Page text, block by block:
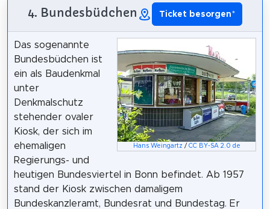
4. Bundesbüdchen Ticket besorgen*
Hans Weingartz / CC BY-SA 2.0 de
Das sogenannte
Bundesbüdchen ist
ein als Baudenkmal
unter
Denkmalschutz
stehender ovaler
Kiosk, der sich im
ehemaligen
Regierungs- und
heutigen Bundesviertel in Bonn befindet. Ab 1957
stand der Kiosk zwischen damaligem
Bundeskanzleramt, Bundesrat und Bundestag. Er